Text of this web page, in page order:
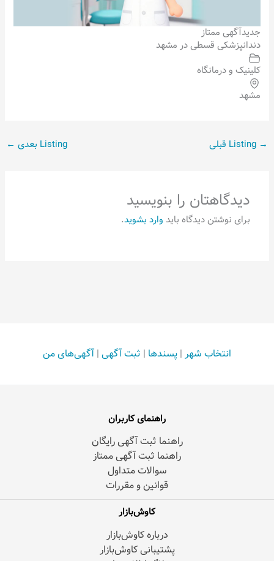
جدیدآگهی ممتاز
دندانپزشکی قسطی در مشهد
کلینیک و درمانگاه
مشهد
→ Listing بعدی ←
دیدگاهتان را بنویسید
برای نوشتن دیدگاه باید وارد بشوید.
انتخاب شهر | پسندها | ثبت آگهی | آگهی‌های من
راهنمای کاربران
راهنما ثبت آگهی رایگان
راهنما ثبت آگهی ممتاز
سوالات متداول
قوانین و مقررات
کاوش‌بازار
درباره کاوش‌بازار
پشتیبانی کاوش‌بازار